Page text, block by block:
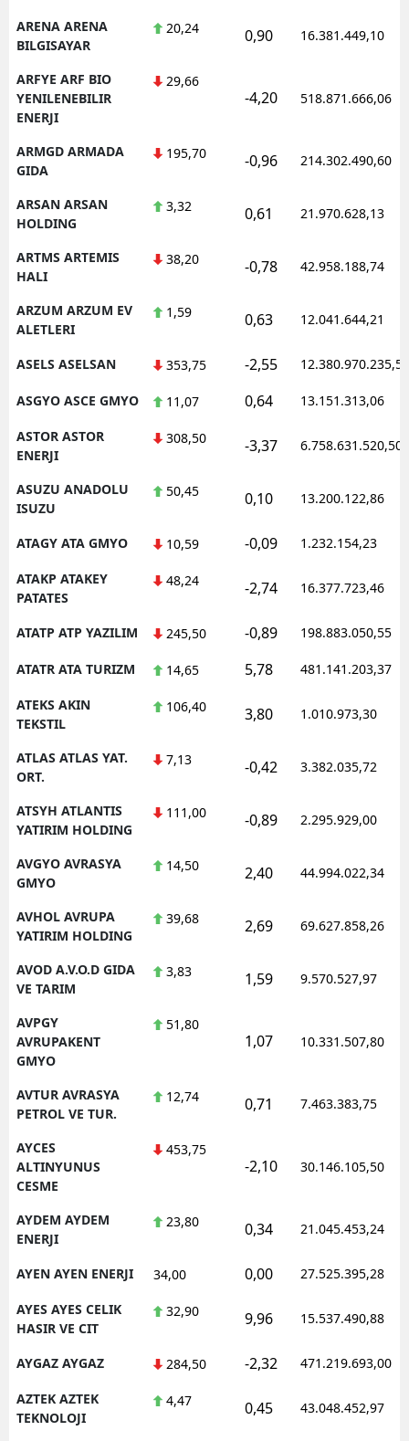
ARENA ARENA
BILGISAYAR
20,24 0,90 16.381.449,10
ARFYE ARF BIO
YENILENEBILIR
ENERJI
29,66
-4,20 518.871.666,06
ARMGD ARMADA
GIDA
195,70 -0,96 214.302.490,60
ARSAN ARSAN
HOLDING
3,32 0,61 21.970.628,13
ARTMS ARTEMIS
HALI
38,20 -0,78 42.958.188,74
ARZUM ARZUM EV
ALETLERI
1,59 0,63 12.041.644,21
ASELS ASELSAN 353,75 -2,55 12.380.970.235,50
ASGYO ASCE GMYO 11,07 0,64 13.151.313,06
ASTOR ASTOR
ENERJI
308,50 -3,37 6.758.631.520,50
ASUZU ANADOLU
ISUZU
50,45 0,10 13.200.122,86
ATAGY ATA GMYO 10,59 -0,09 1.232.154,23
ATAKP ATAKEY
PATATES
48,24 -2,74 16.377.723,46
ATATP ATP YAZILIM 245,50 -0,89 198.883.050,55
ATATR ATA TURIZM 14,65 5,78 481.141.203,37
ATEKS AKIN
TEKSTIL
106,40 3,80 1.010.973,30
ATLAS ATLAS YAT.
ORT.
7,13 -0,42 3.382.035,72
ATSYH ATLANTIS
YATIRIM HOLDING
111,00 -0,89 2.295.929,00
AVGYO AVRASYA
GMYO
14,50 2,40 44.994.022,34
AVHOL AVRUPA
YATIRIM HOLDING
39,68 2,69 69.627.858,26
AVOD A.V.O.D GIDA
VE TARIM
3,83 1,59 9.570.527,97
AVPGY
AVRUPAKENT
GMYO
51,80
1,07 10.331.507,80
AVTUR AVRASYA
PETROL VE TUR.
12,74 0,71 7.463.383,75
AYCES
ALTINYUNUS
CESME
453,75
-2,10 30.146.105,50
AYDEM AYDEM
ENERJI
23,80 0,34 21.045.453,24
AYEN AYEN ENERJI 34,00 0,00 27.525.395,28
AYES AYES CELIK
HASIR VE CIT
32,90 9,96 15.537.490,88
AYGAZ AYGAZ 284,50 -2,32 471.219.693,00
AZTEK AZTEK
TEKNOLOJI
4,47 0,45 43.048.452,97